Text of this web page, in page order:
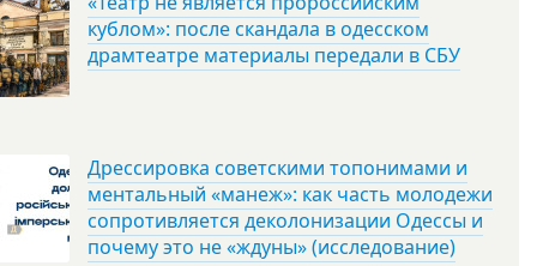
кублом»: после скандала в одесском
драмтеатре материалы передали в СБУ
Дрессировка советскими топонимами и
ментальный «манеж»: как часть молодежи
сопротивляется деколонизации Одессы и
почему это не «ждуны» (исследование)